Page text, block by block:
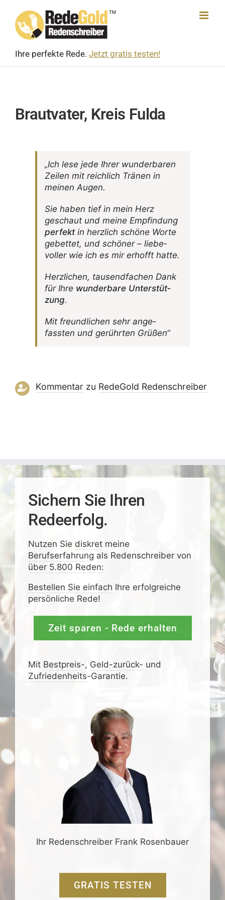
content
Ihre perfekte Rede. Jetzt gratis testen!
Brautvater, Kreis Fulda
„Ich lese jede Ihrer wunder­baren
Zeilen mit reich­lich Tränen in
meinen Augen.
Sie haben tief in mein Herz
geschaut und meine Empfin­dung
perfektin herz­lich schöne Worte
gebettet, und schöner – liebe­
voller wie ich es mir erhofft hatte.
Herz­li­chen, tausend­fa­chen Dank
für Ihre wunder­bare Unter­stüt­
zung.
Mit freund­li­chen sehr ange­
fassten und gerührten Grüßen“
Kommentarzu RedeGold Reden­schreiber
Sichern Sie Ihren
Redeerfolg.
Nutzen Sie diskretmeine
Berufserfahrung als Redenschreiber von
über 5.800 Reden:
Bestellen Sie einfach Ihre erfolgreiche
persönliche Rede!
Zeit sparen - Rede erhalten
Mit Bestpreis-, Geld-zurück- und
Zufrieden­­heits-Garantie.
Ihr Redenschreiber Frank Rosenbauer
GRATIS TESTEN